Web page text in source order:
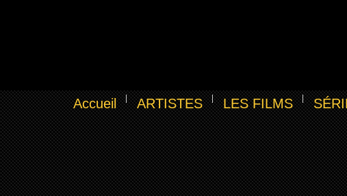
Accueil ARTISTES LES FILMS